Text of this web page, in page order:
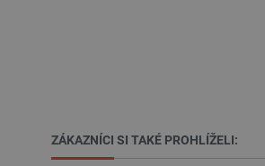
ZÁKAZNÍCI SI TAKÉ PROHLÍŽELI: